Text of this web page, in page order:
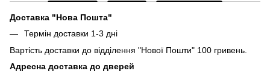
Доставка "Нова Пошта"
Термін доставки 1-3 дні
Вартість доставки до відділення "Нової Пошти" 100 гривень.
Адресна доставка до дверей